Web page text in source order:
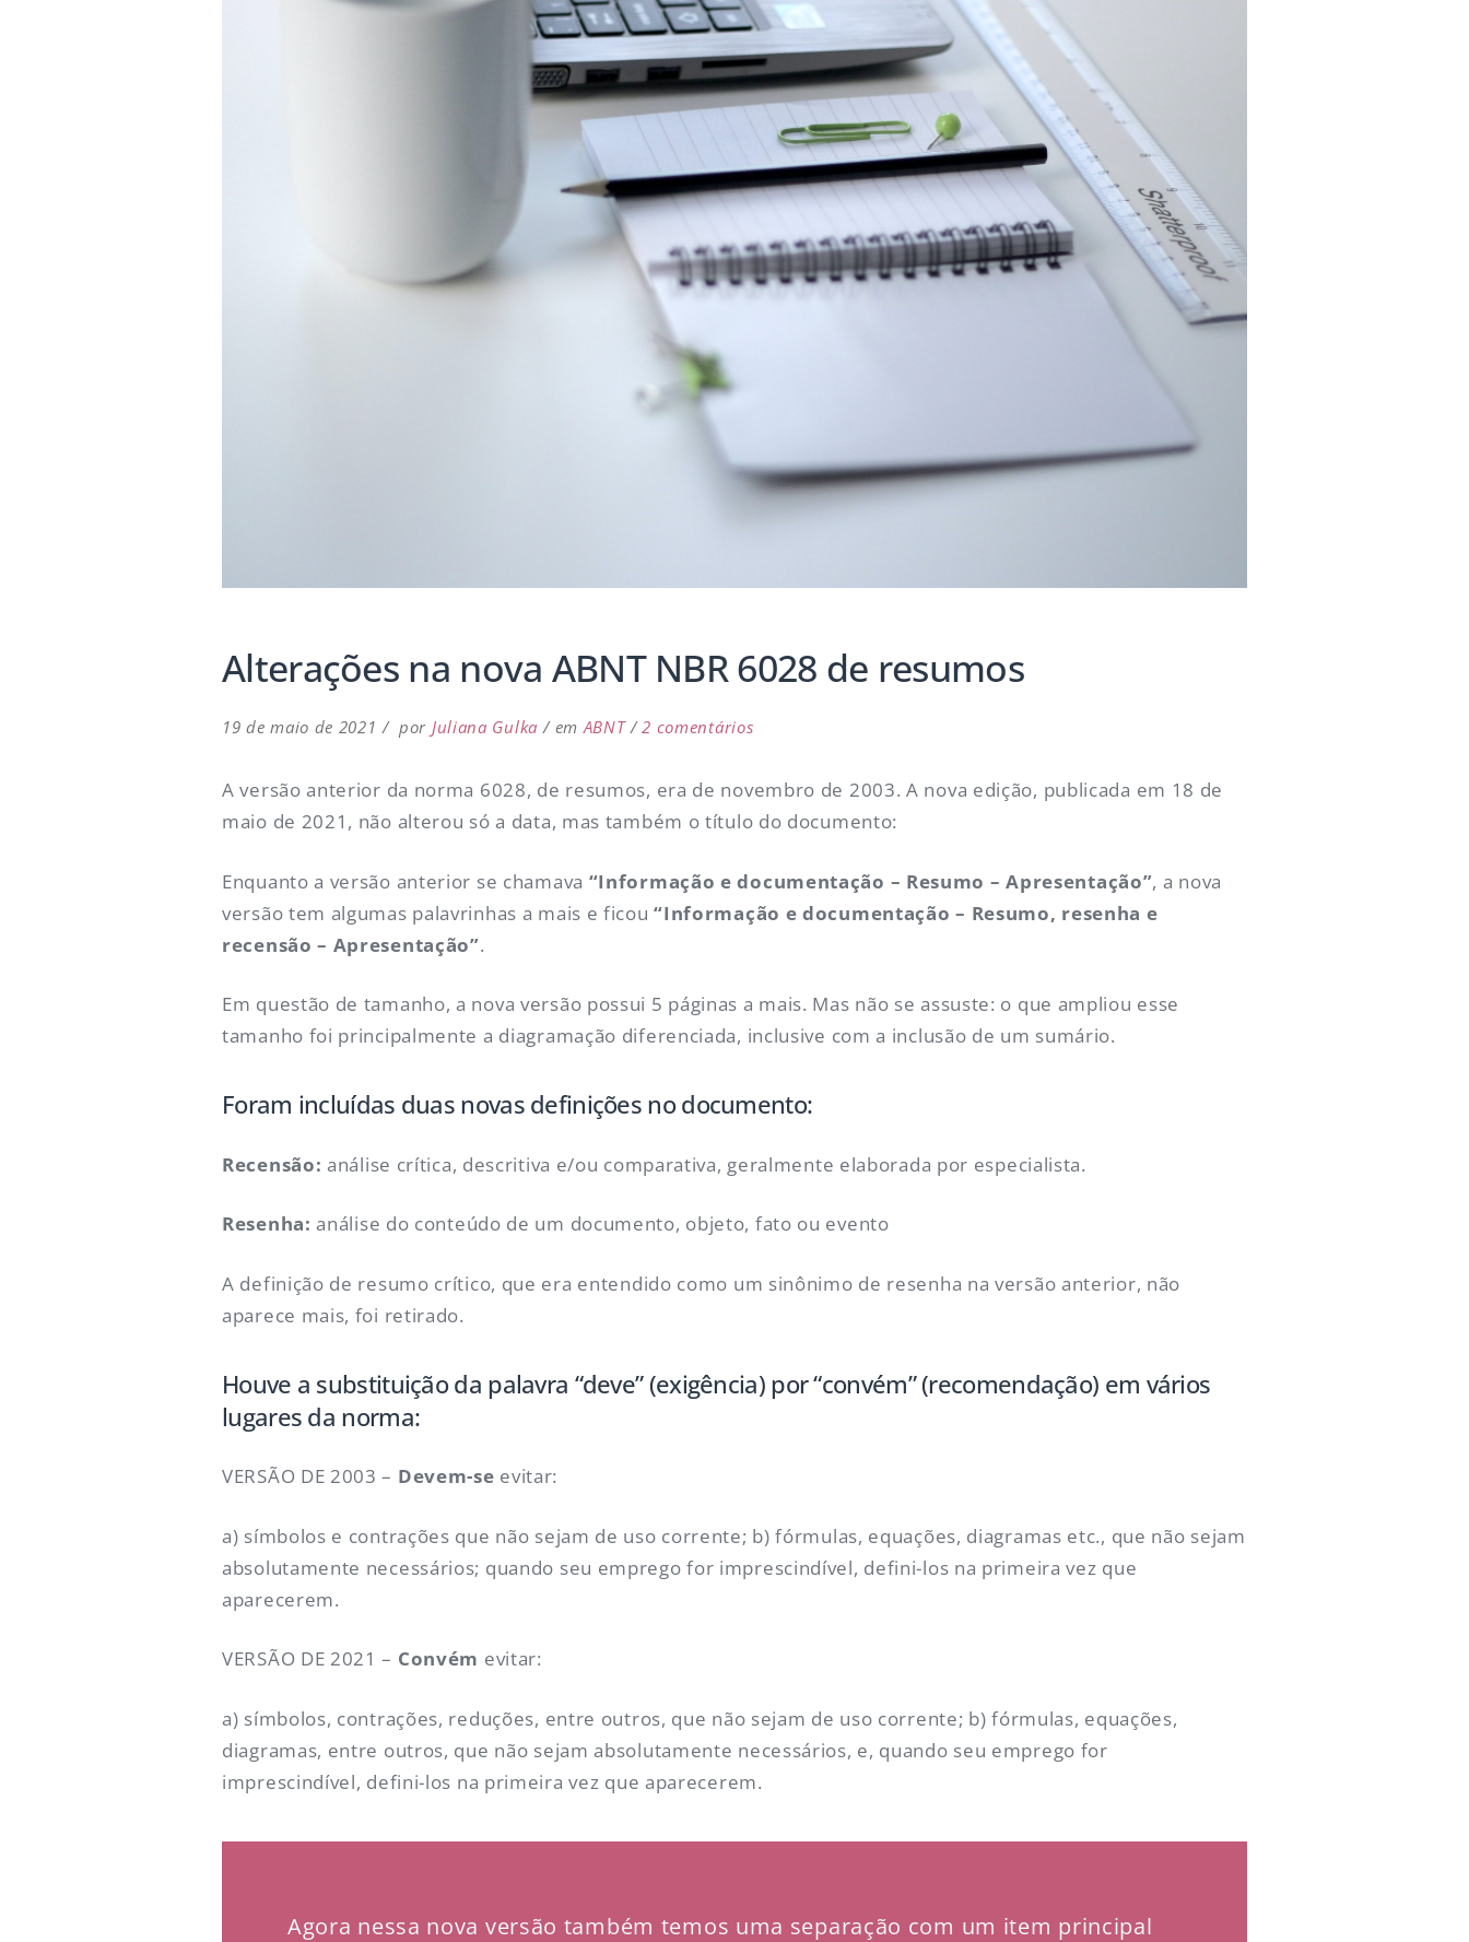
Alterações na nova ABNT NBR 6028 de resumos
19 de maio de 2021 por Juliana Gulka emABNT 2 comentáriosem
na
nova
de
A versão anterior da norma 6028, de resumos, era de novembro de 2003. A nova edição, publicada em 18 de
maio de 2021, não alterou só a data, mas também o título do documento:
Enquanto a versão anterior se chamava “Informação e documentação – Resumo – Apresentação”, a nova
versão tem algumas palavrinhas a mais e ficou“Informação e documentação – Resumo, resenha e
recensão – Apresentação”.
Em questão de tamanho, a nova versão possui 5 páginas a mais. Mas não se assuste: o que ampliou esse
tamanho foi principalmente a diagramação diferenciada, inclusive com a inclusão de um sumário.
Foram incluídas duas novas definições no documento:
Recensão: análise crítica, descritiva e/ou comparativa, geralmente elaborada por especialista.
Resenha:análise do conteúdo de um documento, objeto, fato ou evento
A definição de resumo crítico, que era entendido como um sinônimo de resenha na versão anterior, não
aparece mais, foi retirado.
Houve a substituição da palavra “deve” (exigência) por “convém” (recomendação) em vários
lugares da norma:
VERSÃO DE 2003 – Devem-se evitar:
a) símbolos e contrações que não sejam de uso corrente; b) fórmulas, equações, diagramas etc., que não sejam
absolutamente necessários; quando seu emprego for imprescindível, defini-los na primeira vez que
aparecerem.
VERSÃO DE 2021 – Convém evitar:
a) símbolos, contrações, reduções, entre outros, que não sejam de uso corrente; b) fórmulas, equações,
diagramas, entre outros, que não sejam absolutamente necessários, e, quando seu emprego for
imprescindível, defini-los na primeira vez que aparecerem.
Agora nessa nova versão também temos uma separação com um item principal